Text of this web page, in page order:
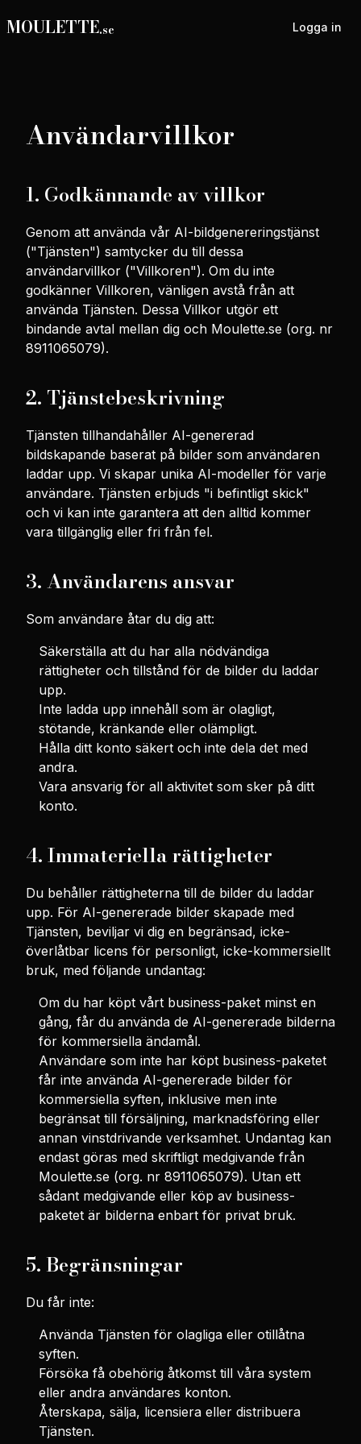
MOULETTE.se Logga in
Användarvillkor
1. Godkännande av villkor
Genom att använda vår AI-bildgenereringstjänst
("Tjänsten") samtycker du till dessa
användarvillkor ("Villkoren"). Om du inte
godkänner Villkoren, vänligen avstå från att
använda Tjänsten. Dessa Villkor utgör ett
bindande avtal mellan dig och Moulette.se (org. nr
8911065079).
2. Tjänstebeskrivning
Tjänsten tillhandahåller AI-genererad
bildskapande baserat på bilder som användaren
laddar upp. Vi skapar unika AI-modeller för varje
användare. Tjänsten erbjuds "i befintligt skick"
och vi kan inte garantera att den alltid kommer
vara tillgänglig eller fri från fel.
3. Användarens ansvar
Som användare åtar du dig att:
Säkerställa att du har alla nödvändiga
rättigheter och tillstånd för de bilder du laddar
upp.
Inte ladda upp innehåll som är olagligt,
stötande, kränkande eller olämpligt.
Hålla ditt konto säkert och inte dela det med
andra.
Vara ansvarig för all aktivitet som sker på ditt
konto.
4. Immateriella rättigheter
Du behåller rättigheterna till de bilder du laddar
upp. För AI-genererade bilder skapade med
Tjänsten, beviljar vi dig en begränsad, icke-
överlåtbar licens för personligt, icke-kommersiellt
bruk, med följande undantag:
Om du har köpt vårt business-paket minst en
gång, får du använda de AI-genererade bilderna
för kommersiella ändamål.
Användare som inte har köpt business-paketet
får inte använda AI-genererade bilder för
kommersiella syften, inklusive men inte
begränsat till försäljning, marknadsföring eller
annan vinstdrivande verksamhet. Undantag kan
endast göras med skriftligt medgivande från
Moulette.se (org. nr 8911065079). Utan ett
sådant medgivande eller köp av business-
paketet är bilderna enbart för privat bruk.
5. Begränsningar
Du får inte:
Använda Tjänsten för olagliga eller otillåtna
syften.
Försöka få obehörig åtkomst till våra system
eller andra användares konton.
Återskapa, sälja, licensiera eller distribuera
Tjänsten.